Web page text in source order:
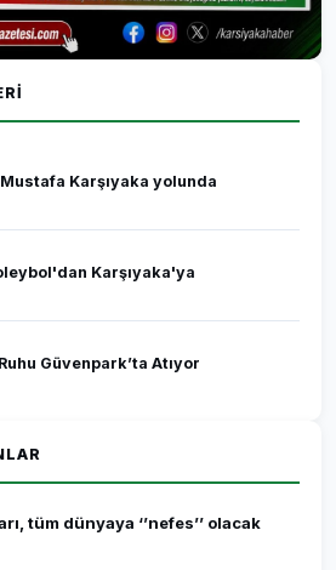
Karşıyaka yolunda
Karşıyaka'ya
Güvenpark’ta Atıyor
tüm dünyaya ‘’nefes’’ olacak